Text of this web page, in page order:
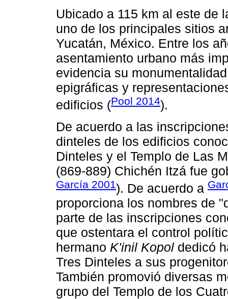
Ubicado a 115 km al este de
uno de los principales sitios
Yucatán, México. Entre los
asentamiento urbano más
evidencia su
epigráficas y
edificios (Pool 2014).
De acuerdo a las
dinteles de los edificios
Dinteles y el Templo de Las
(869-889) Chichén Itzá fue
García 2001). De acuerdo a
proporciona los nombres de
parte de las inscripciones
que ostentara el control
hermano K'inil Kopol dedicó
Tres Dinteles a sus
También promovió diversas
grupo del Templo de los